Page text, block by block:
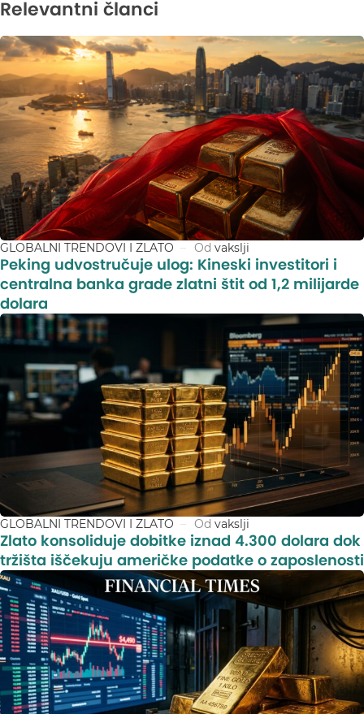
Relevantni članci
GLOBALNI TRENDOVI I ZLATO Od vakslji
Peking udvostručuje ulog: Kineski investitori i
centralna banka grade zlatni štit od 1,2 milijarde
dolara
GLOBALNI TRENDOVI I ZLATO Od vakslji
Zlato konsoliduje dobitke iznad 4.300 dolara dok
tržišta iščekuju američke podatke o zaposlenosti